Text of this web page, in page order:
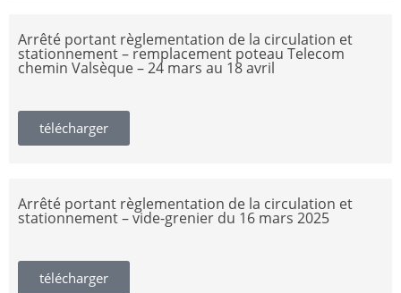
Arrêté portant règlementation de la circulation et
stationnement – remplacement poteau Telecom
chemin Valsèque – 24 mars au 18 avril
télécharger
Arrêté portant règlementation de la circulation et
stationnement – vide-grenier du 16 mars 2025
télécharger